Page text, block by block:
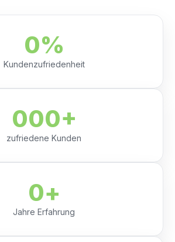
Kundenzufriedenheit
0%
zufriedene Kunden
000+
Jahre Erfahrung
0+